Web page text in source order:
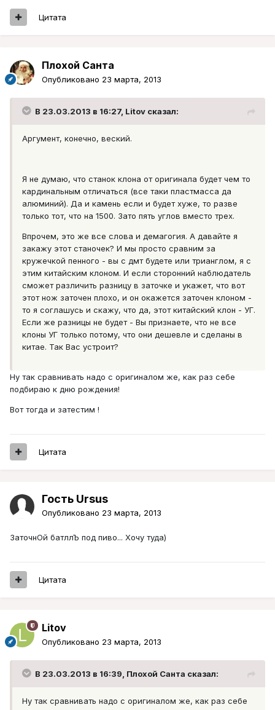
Цитата
Плохой Санта
Опубликовано 23 марта, 2013
В 23.03.2013 в 16:27, Litov сказал:
Аргумент, конечно, веский.
Я не думаю, что станок клона от оригинала будет чем то
кардинальным отличаться (все таки пластмасса да
алюминий). Да и камень если и будет хуже, то разве
только тот, что на 1500. Зато пять углов вместо трех.
Впрочем, это же все слова и демагогия. А давайте я
закажу этот станочек? И мы просто сравним за
кружечкой пенного - вы с дмт будете или трианглом, я с
этим китайским клоном. И если сторонний наблюдатель
сможет различить разницу в заточке и укажет, что вот
этот нож заточен плохо, и он окажется заточен клоном -
то я соглашусь и скажу, что да, этот китайский клон - УГ.
Если же разницы не будет - Вы признаете, что не все
клоны УГ только потому, что они дешевле и сделаны в
китае. Так Вас устроит?
Ну так сравнивать надо с оригиналом же, как раз себе
подбираю к дню рождения!
Вот тогда и затестим !
Цитата
Гость Ursus
Опубликовано 23 марта, 2013
ЗаточнОй батллЪ под пиво... Хочу туда)
Цитата
Litov
Опубликовано 23 марта, 2013
В 23.03.2013 в 16:39, Плохой Санта сказал:
Ну так сравнивать надо с оригиналом же, как раз себе